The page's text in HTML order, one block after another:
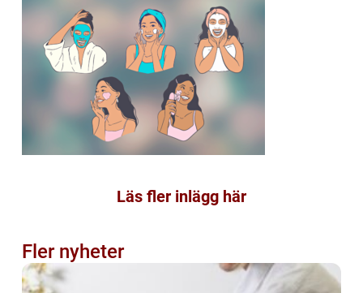
Läs fler inlägg här
Fler nyheter